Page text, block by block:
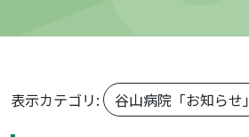
表示カテゴリ: 谷山病院「お知らせ」